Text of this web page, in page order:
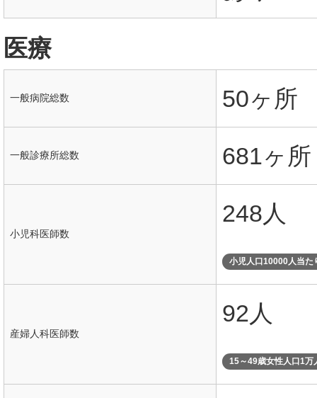
医療
一般病院総数 50ヶ所
一般診療所総数 681ヶ所
小児科医師数
248人
小児人口10000人当た
産婦人科医師数
92人
15～49歳女性人口1万